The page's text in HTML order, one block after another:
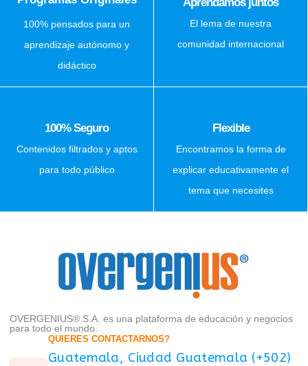
100% pensados para un
aprendizaje autónomo y
didáctico
El lema de nuestra
comunidad internacional
100% Seguro
Contenidos filtrados y aptos
para todo público
Flexible
Encontramos la forma de
explicar educativamente el
tema que necesites
OVERGENIUS® S.A. es una plataforma de educación y negocios
para todo el mundo.
QUIERES CONTACTARNOS?
Guatemala, Ciudad Guatemala (+502)